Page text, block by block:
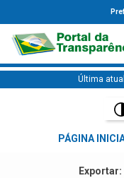
Última
PÁGINA
Exportar: